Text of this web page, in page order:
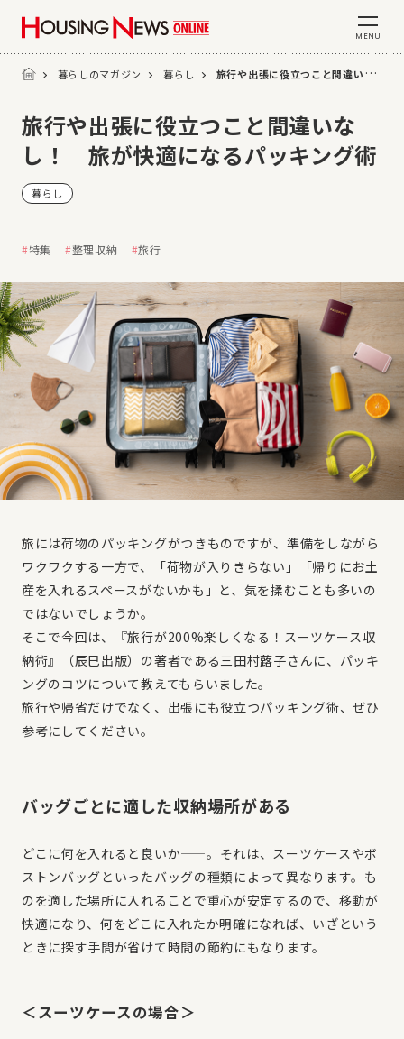
MENU
暮らしのマガジン 暮らし 旅行や出張に役立つこと間違いなし！ 旅が快適になるパッキング術
旅行や出張に役立つこと間違いな
し！ 旅が快適になるパッキング術
暮らし
特集 整理収納 旅行
旅には荷物のパッキングがつきものですが、準備をしながら
ワクワクする一方で、「荷物が入りきらない」「帰りにお土
産を入れるスペースがないかも」と、気を揉むことも多いの
ではないでしょうか。
そこで今回は、『旅行が200%楽しくなる！スーツケース収
納術』（辰巳出版）の著者である三田村蕗子さんに、パッキ
ングのコツについて教えてもらいました。
旅行や帰省だけでなく、出張にも役立つパッキング術、ぜひ
参考にしてください。
バッグごとに適した収納場所がある
どこに何を入れると良いか——。それは、スーツケースやボ
ストンバッグといったバッグの種類によって異なります。も
のを適した場所に入れることで重心が安定するので、移動が
快適になり、何をどこに入れたか明確になれば、いざという
ときに探す手間が省けて時間の節約にもなります。
＜スーツケースの場合＞